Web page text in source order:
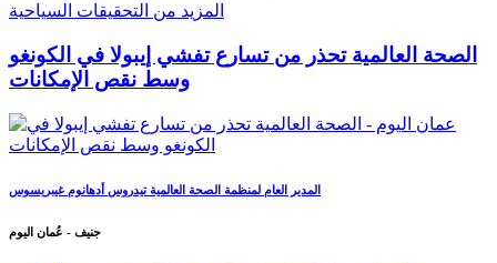
المزيد من التحقيقات السياحية
الصحة العالمية تحذر من تسارع تفشي إيبولا في الكونغو
وسط نقص الإمكانات
المدير العام لمنظمة الصحة العالمية تيدروس أدهانوم غيبريسوس
جنيف - عُمان اليوم